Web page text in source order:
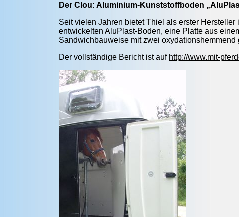
Der Clou: Aluminium-Kunststoffboden
Seit vielen Jahren bietet Thiel als erster
entwickelten AluPlast-Boden, eine Platte aus
Sandwichbauweise mit zwei
Der vollständige Bericht ist auf http://www.mit-